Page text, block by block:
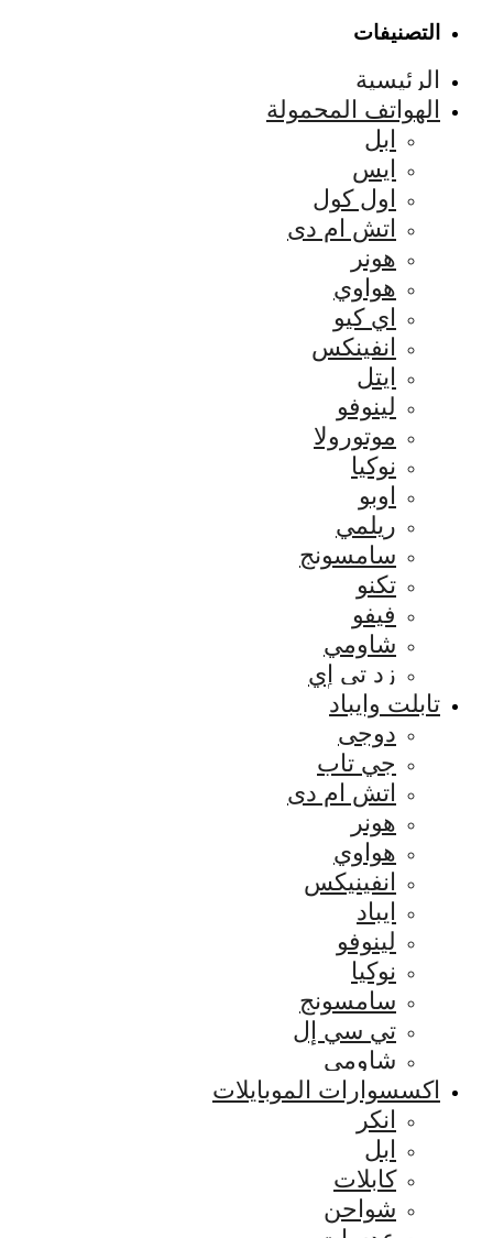
التصنيفات
الرئيسية
الهواتف المحمولة
ابل
ايس
اول كول
اتش ام دى
هونر
هواوي
اي كيو
انفينكس
ايتل
لينوفو
موتورولا
نوكيا
اوبو
ريلمي
سامسونج
تكنو
فيفو
شاومي
زد تي إي
تابلت وايباد
دوجى
جي تاب
اتش ام دى
هونر
هواوي
انفينيكس
ايباد
لينوفو
نوكيا
سامسونج
تي سي إل
شاومي
اكسسوارات الموبايلات
انكر
ابل
كابلات
شواحن